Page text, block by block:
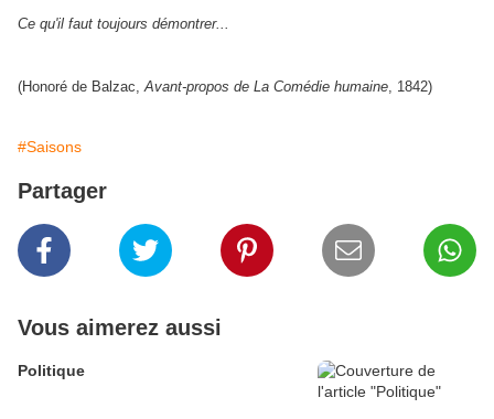
Ce qu'il faut toujours démontrer...
(Honoré de Balzac,Avant-propos de La Comédie humaine, 1842)
#Saisons
Partager
Vous aimerez aussi
Politique